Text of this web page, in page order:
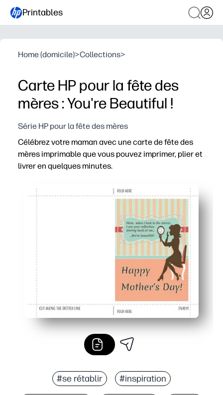
Printables
Home (domicile)>Collections>
Carte HP pour la fête des
mères : You're Beautiful !
Série HP pour la fête des mères
Célébrez votre maman avec une carte de fête des
mères imprimable que vous pouvez imprimer, plier et
livrer en quelques minutes.
Prêt en quelques minutes : il suffit d'imprimer, de
Parfait pour un amour de dernière minute : évitez le
Personnel et mémorable : espace intérieur pour votre
Adapté aux familles et flexible : imprimez des
#se rétablir #inspiration